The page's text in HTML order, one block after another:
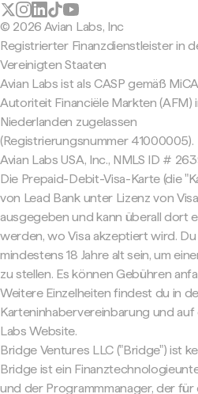
© 2026 Avian Labs, Inc
Registrierter Finanzdienstleister in
Vereinigten Staaten
Avian Labs ist als CASP gemäß
Autoriteit Financiële Markten (AFM)
Niederlanden zugelassen
(Registrierungsnummer 41000005).
Avian Labs USA, Inc., NMLS ID #
Die Prepaid-Debit-Visa-Karte (die
von Lead Bank unter Lizenz von Visa
ausgegeben und kann überall dort
werden, wo Visa akzeptiert wird.
mindestens 18 Jahre alt sein, um
zu stellen. Es können Gebühren
Weitere Einzelheiten findest du in
Karteninhabervereinbarung und auf
Labs Website.
Bridge Ventures LLC ("Bridge") ist
Bridge ist ein
und der Programmmanager, der für